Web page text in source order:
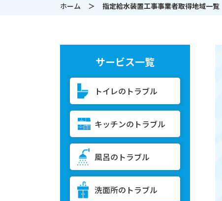
ホーム 指定給水装置工事事業者取得地域一覧
サービス一覧
トイレのトラブル
キッチンのトラブル
風呂のトラブル
洗面所のトラブル